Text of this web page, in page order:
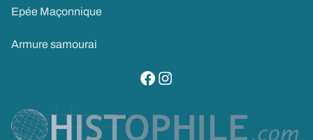
Epée Maçonnique
Armure samourai
visitez notre page facebook
suivez notre compte instagram